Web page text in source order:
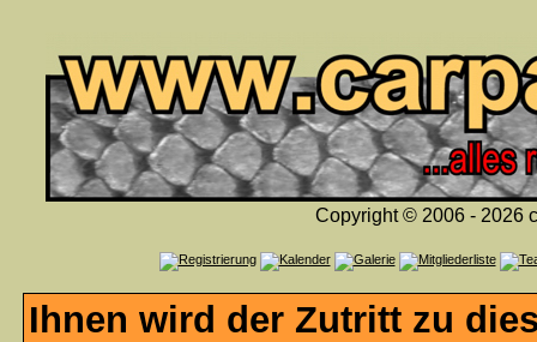
Copyright © 2006 - 2026
Ihnen wird der Zutritt zu